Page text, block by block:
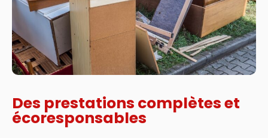
Des prestations complètes et
écoresponsables